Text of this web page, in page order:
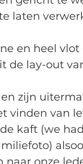
laten
en heel vlot
de lay-out
zijn
vinden van
kaft (we
naar onze